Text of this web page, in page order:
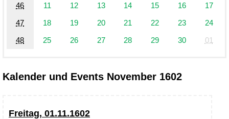
46
11 12 13 14 15 16
17
47
18 19 20 21 22 23
24
48
25 26 27 28 29 30 01
Kalender und Events November 1602
Freitag, 01.11.1602